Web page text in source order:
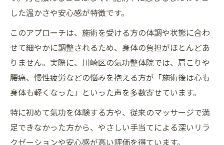
した温かさや安心感が特徴です。
このアプローチは、施術を受ける方の体調や状態に合わ
せて細やかに調整されるため、身体の負担がほとんどあ
りません。実際に、川崎区の氣功整体院では、肩こりや
腰痛、慢性疲労などの悩みを抱える方が「施術後は心も
身体も軽くなった」といった声を多数寄せています。
特に初めて氣功を体験する方や、従来のマッサージで満
足できなかった方から、やさしい手当てによる深いリラ
クゼーションや安心感が高い評価を得ています。